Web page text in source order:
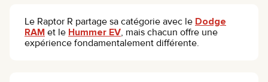
Le Raptor R partage sa catégorie avec le Dodge
RAM et le Hummer EV, mais chacun offre une
expérience fondamentalement différente.